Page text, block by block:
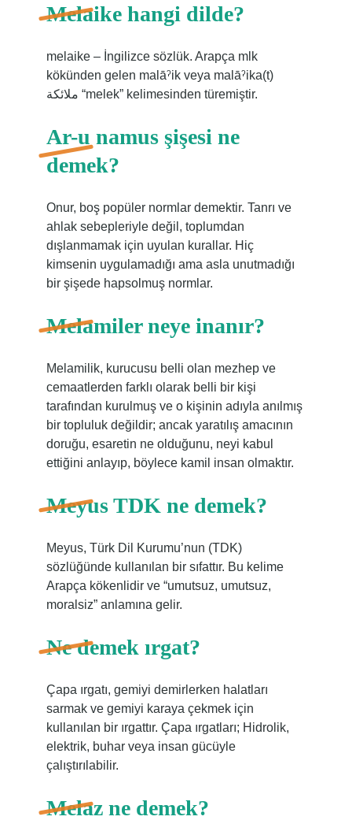
Melaike hangi dilde?
melaike – İngilizce sözlük. Arapça mlk
kökünden gelen malāˀik veya malāˀika(t)
ملائكة “melek” kelimesinden türemiştir.
Ar-u namus şişesi ne
demek?
Onur, boş popüler normlar demektir. Tanrı ve
ahlak sebepleriyle değil, toplumdan
dışlanmamak için uyulan kurallar. Hiç
kimsenin uygulamadığı ama asla unutmadığı
bir şişede hapsolmuş normlar.
Melamiler neye inanır?
Melamilik, kurucusu belli olan mezhep ve
cemaatlerden farklı olarak belli bir kişi
tarafından kurulmuş ve o kişinin adıyla anılmış
bir topluluk değildir; ancak yaratılış amacının
doruğu, esaretin ne olduğunu, neyi kabul
ettiğini anlayıp, böylece kamil insan olmaktır.
Meyus TDK ne demek?
Meyus, Türk Dil Kurumu’nun (TDK)
sözlüğünde kullanılan bir sıfattır. Bu kelime
Arapça kökenlidir ve “umutsuz, umutsuz,
moralsiz” anlamına gelir.
Ne demek ırgat?
Çapa ırgatı, gemiyi demirlerken halatları
sarmak ve gemiyi karaya çekmek için
kullanılan bir ırgattır. Çapa ırgatları; Hidrolik,
elektrik, buhar veya insan gücüyle
çalıştırılabilir.
Melaz ne demek?